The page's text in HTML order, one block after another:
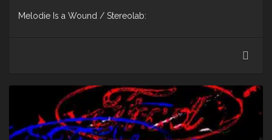
Melodie Is a Wound / Stereolab: